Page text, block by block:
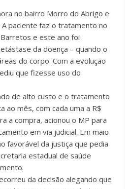
no bairro Morro do Abrigo e
paciente faz o tratamento no
e este ano foi
da doença – quando o
do corpo. Com a evolução
que fizesse uso do
de alto custo e o tratamento
ao mês, com cada uma a R$
a compra, acionou o MP para
em via judicial. Em maio
favorável da justiça que pedia
estadual de saúde
da decisão alegando que